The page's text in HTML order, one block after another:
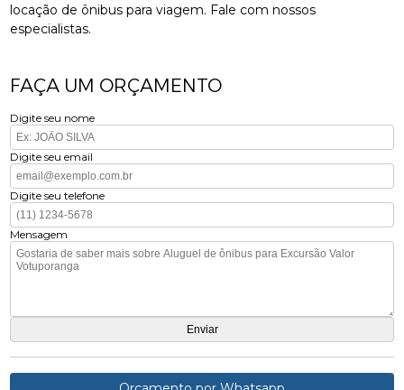
locação de ônibus para viagem. Fale com nossos
especialistas.
FAÇA UM ORÇAMENTO
Digite seu nome
Digite seu email
Digite seu telefone
Mensagem